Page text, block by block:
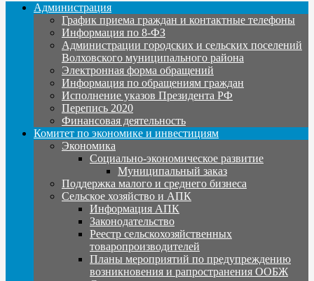
Администрация
График приема граждан и контактные телефоны
Информация по 8-ФЗ
Администрации городских и сельских поселений
Волховского муниципального района
Электронная форма обращений
Информация по обращениям граждан
Исполнение указов Президента РФ
Перепись 2020
Финансовая деятельность
Комитет по экономике и инвестициям
Экономика
Социально-экономическое развитие
Муниципальный заказ
Поддержка малого и среднего бизнеса
Сельское хозяйство и АПК
Информация АПК
Законодательство
Реестр сельскохозяйственных
товаропроизводителей
Планы мероприятий по предупреждению
возникновения и рапространения ООБЖ